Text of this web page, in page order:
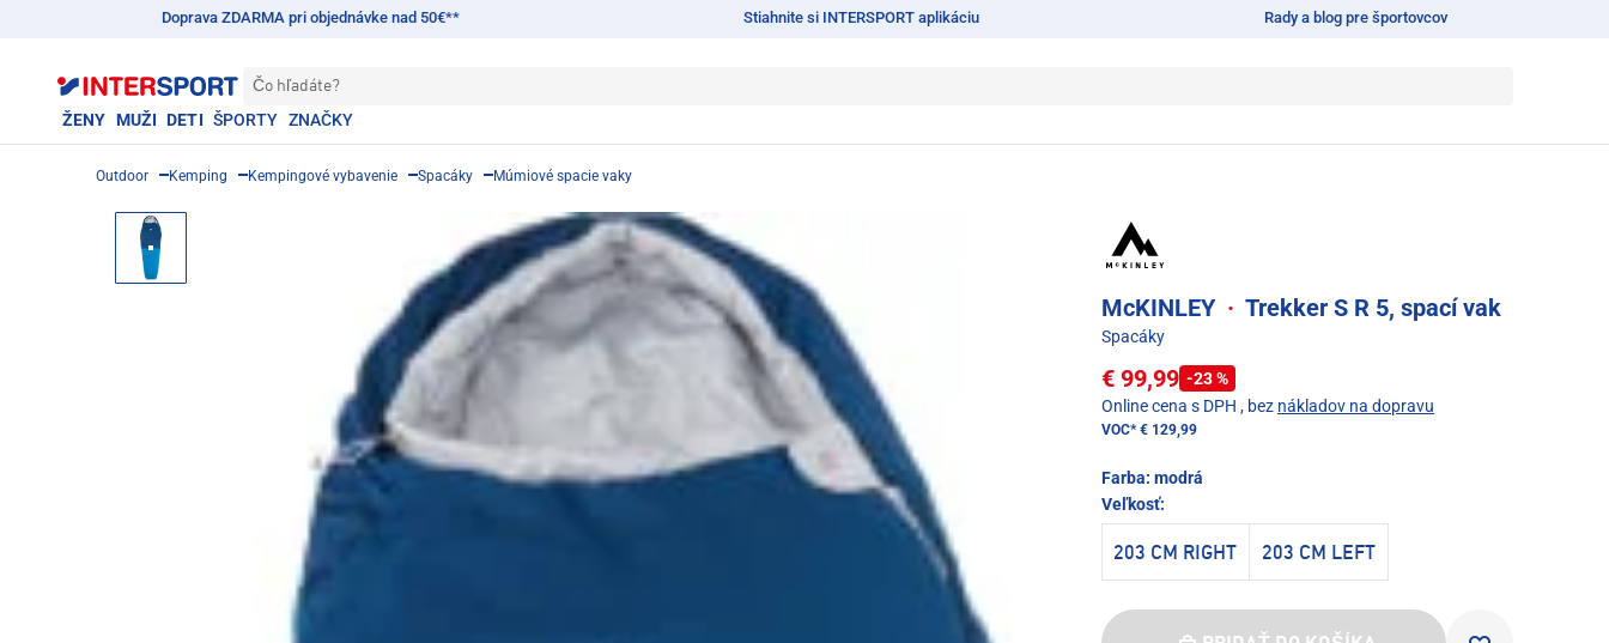
Doprava ZDARMA pri objednávke nad 50€** Stiahnite si INTERSPORT aplikáciu Rady a blog pre športovcov
Čo hľadáte?
ŽENY MUŽI DETI ŠPORTY ZNAČKY
Outdoor Kemping Kempingové vybavenie Spacáky Múmiové spacie vaky
McKINLEY · Trekker S R 5, spací vak
Spacáky
€ 99,99 -23 %
Online cena s DPH , bez nákladov na dopravu
VOC*€ 129,99
Farba: modrá
Veľkosť:
203 CM RIGHT 203 CM LEFT